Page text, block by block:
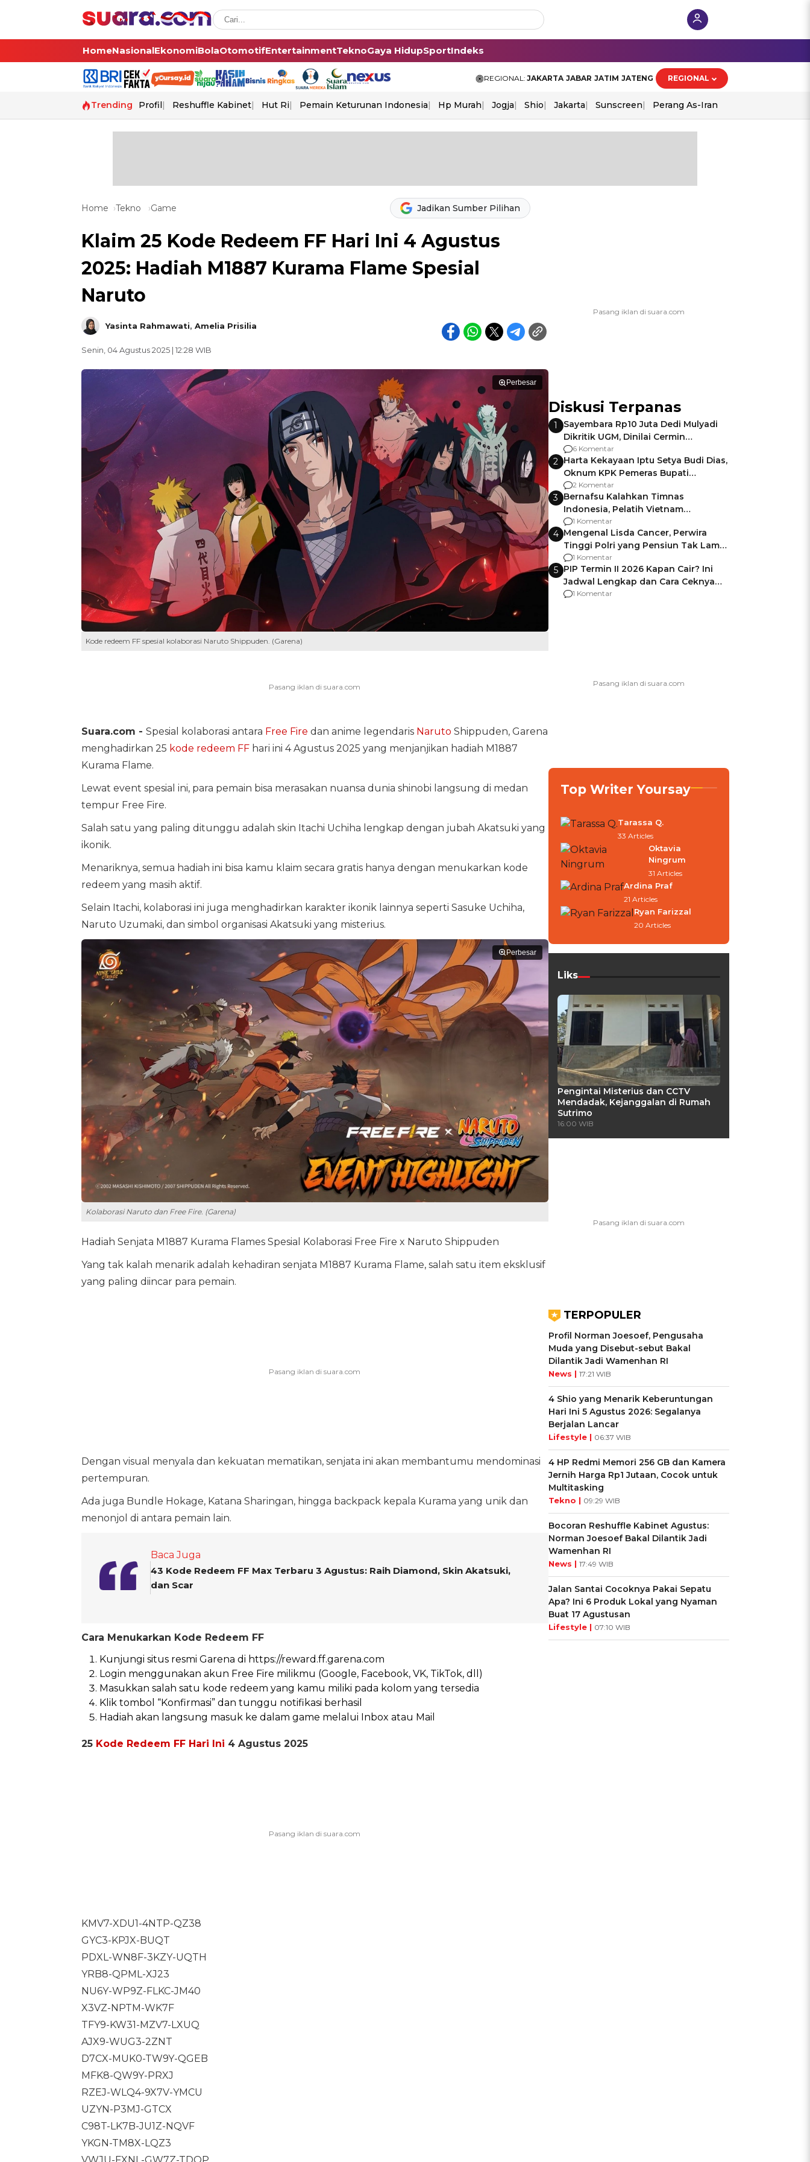
HomeNasionalEkonomiBolaOtomotifEntertainmentTeknoGaya HidupSportIndeks
REGIONAL: JAKARTA JABAR JATIM JATENG REGIONAL
Trending Profil Reshuffle Kabinet Hut Ri Pemain Keturunan Indonesia Hp Murah Jogja Shio Jakarta Sunscreen Perang As-Iran
Home Tekno Game Jadikan Sumber Pilihan
Klaim 25 Kode Redeem FF Hari Ini 4 Agustus
2025: Hadiah M1887 Kurama Flame Spesial
Naruto
Yasinta Rahmawati, Amelia Prisilia
Senin, 04 Agustus 2025 | 12:28 WIB
Perbesar
Kode redeem FF spesial kolaborasi Naruto Shippuden. (Garena)
Suara.com - Spesial kolaborasi antara Free Fire dan anime legendaris Naruto Shippuden, Garena
menghadirkan 25 kode redeem FFhari ini 4 Agustus 2025 yang menjanjikan hadiah M1887
Kurama Flame.
Lewat event spesial ini, para pemain bisa merasakan nuansa dunia shinobi langsung di medan
tempur Free Fire.
Salah satu yang paling ditunggu adalah skin Itachi Uchiha lengkap dengan jubah Akatsuki yang
ikonik.
Menariknya, semua hadiah ini bisa kamu klaim secara gratis hanya dengan menukarkan kode
redeem yang masih aktif.
Selain Itachi, kolaborasi ini juga menghadirkan karakter ikonik lainnya seperti Sasuke Uchiha,
Naruto Uzumaki, dan simbol organisasi Akatsuki yang misterius.
Perbesar
Kolaborasi Naruto dan Free Fire. (Garena)
Hadiah Senjata M1887 Kurama Flames Spesial Kolaborasi Free Fire x Naruto Shippuden
Yang tak kalah menarik adalah kehadiran senjata M1887 Kurama Flame, salah satu item eksklusif
yang paling diincar para pemain.
Dengan visual menyala dan kekuatan mematikan, senjata ini akan membantumu mendominasi
pertempuran.
Ada juga Bundle Hokage, Katana Sharingan, hingga backpack kepala Kurama yang unik dan
menonjol di antara pemain lain.
Baca Juga
43 Kode Redeem FF Max Terbaru 3 Agustus: Raih Diamond, Skin Akatsuki,
dan Scar
Cara Menukarkan Kode Redeem FF
Kunjungi situs resmi Garena di https://reward.ff.garena.com
Login menggunakan akun Free Fire milikmu (Google, Facebook, VK, TikTok, dll)
Masukkan salah satu kode redeem yang kamu miliki pada kolom yang tersedia
Klik tombol “Konfirmasi” dan tunggu notifikasi berhasil
Hadiah akan langsung masuk ke dalam game melalui Inbox atau Mail
25 Kode Redeem FF Hari Ini 4 Agustus 2025
KMV7-XDU1-4NTP-QZ38
GYC3-KPJX-BUQT
PDXL-WN8F-3KZY-UQTH
YRB8-QPML-XJ23
NU6Y-WP9Z-FLKC-JM40
X3VZ-NPTM-WK7F
TFY9-KW31-MZV7-LXUQ
AJX9-WUG3-2ZNT
D7CX-MUK0-TW9Y-QGEB
MFK8-QW9Y-PRXJ
RZEJ-WLQ4-9X7V-YMCU
UZYN-P3MJ-GTCX
C98T-LK7B-JU1Z-NQVF
YKGN-TM8X-LQZ3
Diskusi Terpanas
1
Sayembara Rp10 Juta Dedi Mulyadi
Dikritik UGM, Dinilai Cermin
Gagalnya Negara Jamin Keamanan
6 Komentar
2 Harta Kekayaan Iptu Setya Budi Dias,
Oknum KPK Pemeras Bupati
Pemalang
2 Komentar
3 Bernafsu Kalahkan Timnas
Indonesia, Pelatih Vietnam
Berencana Pakai Jimat di Pakansari
1 Komentar
4 Mengenal Lisda Cancer, Perwira
Tinggi Polri yang Pensiun Tak Lama
Usai Jadi Brigjen
1 Komentar
5 PIP Termin II 2026 Kapan Cair? Ini
Jadwal Lengkap dan Cara Ceknya
agar Dana Tidak Hangus!
1 Komentar
Top Writer Yoursay
Tarassa Q.
33 Articles
Oktavia
Ningrum
31 Articles
Ardina Praf
21 Articles
Ryan Farizzal
20 Articles
Liks
Pengintai Misterius dan CCTV
Mendadak, Kejanggalan di Rumah
Sutrimo
16:00 WIB
TERPOPULER
Profil Norman Joesoef, Pengusaha
Muda yang Disebut-sebut Bakal
Dilantik Jadi Wamenhan RI
News | 17:21 WIB
4 Shio yang Menarik Keberuntungan
Hari Ini 5 Agustus 2026: Segalanya
Berjalan Lancar
Lifestyle | 06:37 WIB
4 HP Redmi Memori 256 GB dan Kamera
Jernih Harga Rp1 Jutaan, Cocok untuk
Multitasking
Tekno | 09:29 WIB
Bocoran Reshuffle Kabinet Agustus:
Norman Joesoef Bakal Dilantik Jadi
Wamenhan RI
News | 17:49 WIB
Jalan Santai Cocoknya Pakai Sepatu
Apa? Ini 6 Produk Lokal yang Nyaman
Buat 17 Agustusan
Lifestyle | 07:10 WIB